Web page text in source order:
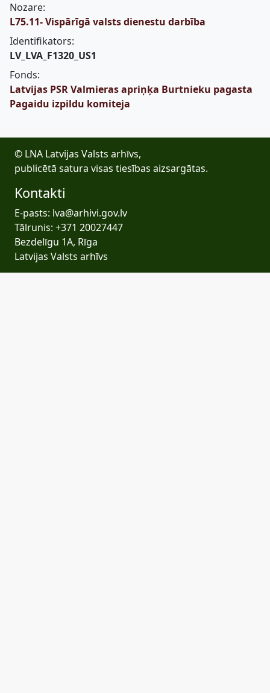
Nozare:
L75.11- Vispārīgā valsts dienestu darbība
Identifikators:
LV_LVA_F1320_US1
Fonds:
Latvijas PSR Valmieras apriņķa Burtnieku pagasta
Pagaidu izpildu komiteja
© LNA Latvijas Valsts arhīvs,
publicētā satura visas tiesības aizsargātas.
Kontakti
E-pasts: lva@arhivi.gov.lv
Tālrunis: +371 20027447
Bezdelīgu 1A, Rīga
Latvijas Valsts arhīvs